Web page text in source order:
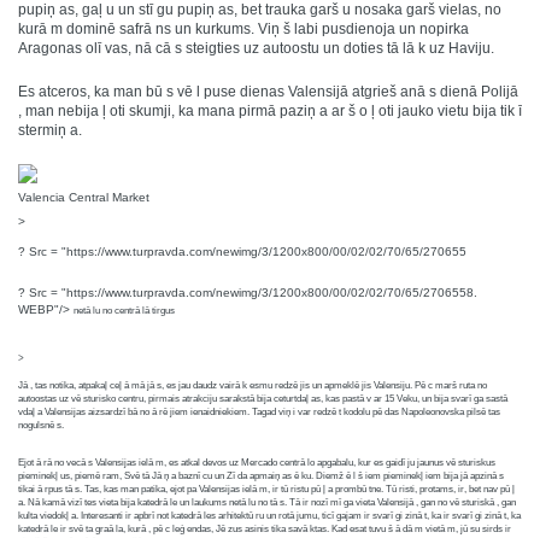
pupiņ as, gaļ u un stī gu pupiņ as, bet trauka garš u nosaka garš vielas, no
kurā m dominē safrā ns un kurkums. Viņ š labi pusdienoja un nopirka
Aragonas olī vas, nā cā s steigties uz autoostu un doties tā lā k uz Haviju.
Es atceros, ka man bū s vē l puse dienas Valensijā atgrieš anā s dienā Polijā
, man nebija ļ oti skumji, ka mana pirmā paziņ a ar š o ļ oti jauko vietu bija tik ī
stermiņ a.
Valencia Central Market
>
? Src = "https://www.turpravda.com/newimg/3/1200x800/00/02/02/70/65/270655
? Src = "https://www.turpravda.com/newimg/3/1200x800/00/02/02/70/65/2706558.
WEBP"/> netā lu no centrā lā tirgus
>
Jā , tas notika, atpakaļ ceļ ā mā jā s, es jau daudz vairā k esmu redzē jis un apmeklē jis Valensiju. Pē c marš ruta no
autoostas uz vē sturisko centru, pirmais atrakciju sarakstā bija ceturtdaļ as, kas pastā v ar 15 Veku, un bija svarī ga sastā
vdaļ a Valensijas aizsardzī bā no ā rē jiem ienaidniekiem. Tagad viņ i var redzē t kodolu pē das Napoleonovska pilsē tas
nogulsnē s.
Ejot ā rā no vecā s Valensijas ielā m, es atkal devos uz Mercado centrā lo apgabalu, kur es gaidī ju jaunus vē sturiskus
pieminekļ us, piemē ram, Svē tā Jā ņ a baznī cu un Zī da apmaiņ as ē ku. Diemž ē l š iem pieminekļ iem bija jā apzinā s
tikai ā rpus tā s. Tas, kas man patika, ejot pa Valensijas ielā m, ir tū ristu pū ļ a prombū tne. Tū risti, protams, ir, bet nav pū ļ
a. Nā kamā vizī tes vieta bija katedrā le un laukums netā lu no tā s. Tā ir nozī mī ga vieta Valensijā , gan no vē sturiskā , gan
kulta viedokļ a. Interesanti ir apbrī not katedrā les arhitektū ru un rotā jumu, ticī gajam ir svarī gi zinā t, ka ir svarī gi zinā t, ka
katedrā le ir svē ta graā la, kurā , pē c leģ endas, Jē zus asinis tika savā ktas. Kad esat tuvu š ā dā m vietā m, jū su sirds ir